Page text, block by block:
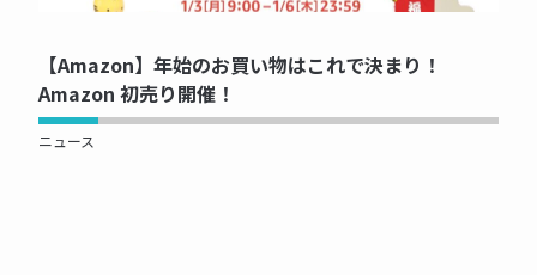
【Amazon】年始のお買い物はこれで決まり！
Amazon 初売り開催！
ニュース